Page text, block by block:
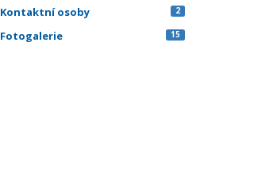
Kontaktní osoby
2
Fotogalerie 15